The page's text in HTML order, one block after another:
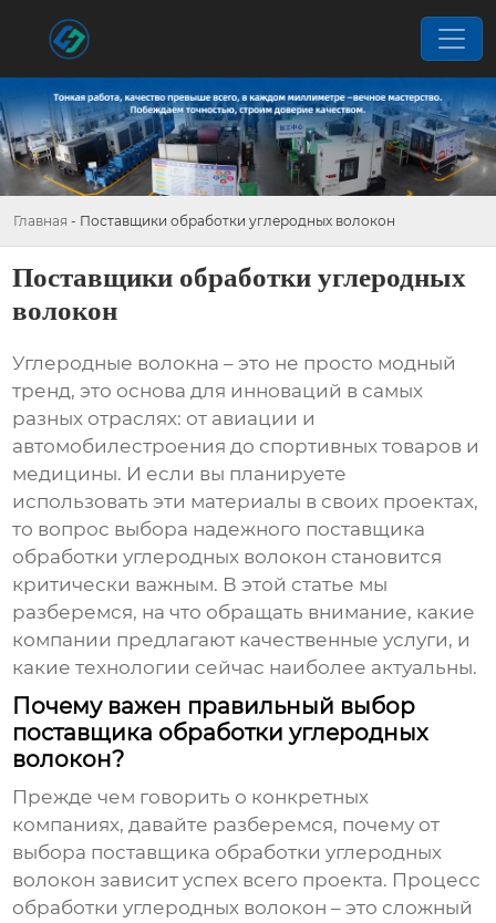
Главная - Поставщики обработки углеродных волокон
Поставщики обработки углеродных
волокон
Углеродные волокна – это не просто модный
тренд, это основа для инноваций в самых
разных отраслях: от авиации и
автомобилестроения до спортивных товаров и
медицины. И если вы планируете
использовать эти материалы в своих проектах,
то вопрос выбора надежного поставщика
обработки углеродных волокон становится
критически важным. В этой статье мы
разберемся, на что обращать внимание, какие
компании предлагают качественные услуги, и
какие технологии сейчас наиболее актуальны.
Почему важен правильный выбор
поставщика обработки углеродных
волокон?
Прежде чем говорить о конкретных
компаниях, давайте разберемся, почему от
выбора поставщика обработки углеродных
волокон зависит успех всего проекта. Процесс
обработки углеродных волокон – это сложный